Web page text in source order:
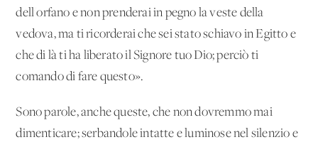
dell'orfano e non prenderai in pegno la veste della
vedova, ma ti ricorderai che sei stato schiavo in Egitto e
che di là ti ha liberato il Signore tuo Dio; perciò ti
comando di fare questo».
Sono parole, anche queste, che non dovremmo mai
dimenticare; serbandole intatte e luminose nel silenzio e